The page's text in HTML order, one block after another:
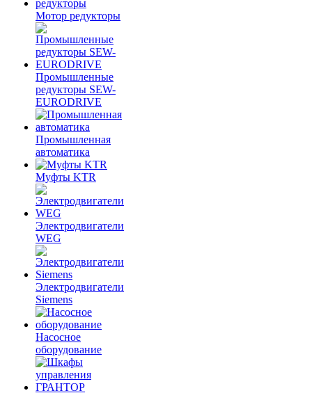
Мотор редукторы
Промышленные
редукторы SEW-
EURODRIVE
Промышленная
автоматика
Муфты KTR
Электродвигатели
WEG
Электродвигатели
Siemens
Насосное
оборудование